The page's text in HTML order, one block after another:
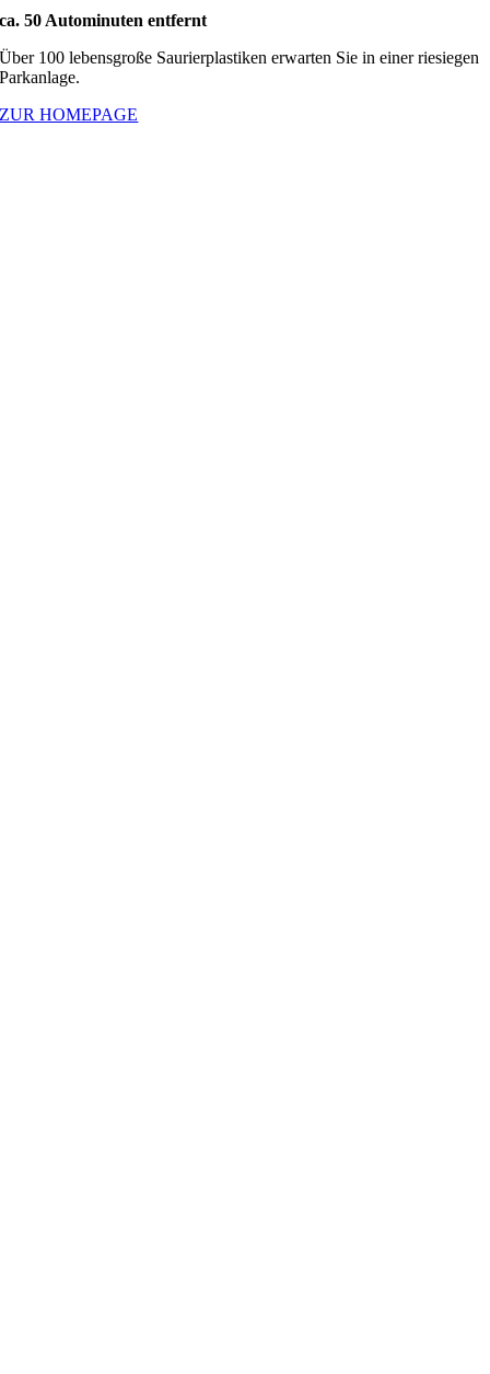
ca. 50 Autominuten entfernt
Über 100 lebensgroße Saurierplastiken erwarten Sie in einer riesiegen
Parkanlage.
ZUR HOMEPAGE